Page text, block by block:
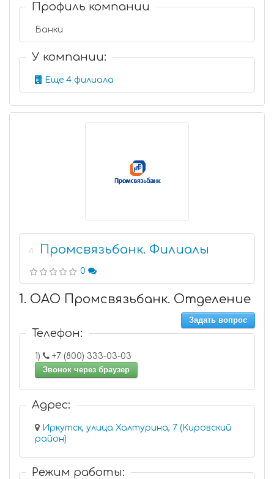
Профиль компании
Банки
У компании:
Еще 4 филиала
4 Промсвязьбанк. Филиалы
0
1. ОАО Промсвязьбанк. Отделение
Задать вопрос
Телефон:
1)
+7 (800) 333-03-03
Звонок через браузер
Адрес:
Иркутск, улица Халтурина, 7 (Кировский
район)
Режим работы: